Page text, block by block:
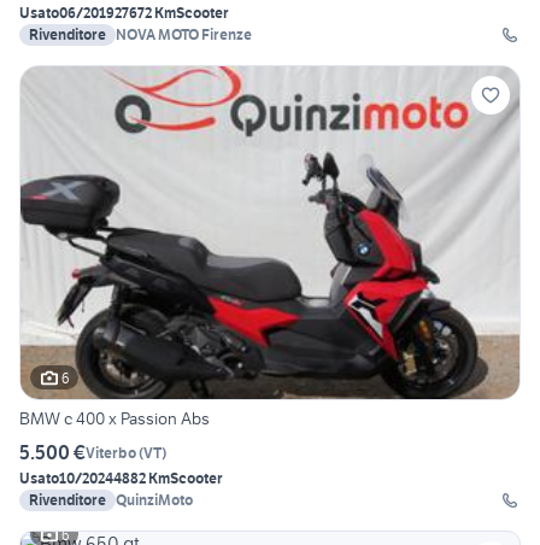
Usato06/201927672 KmScooter
Rivenditore NOVA MOTO Firenze
6
BMW c 400 x Passion Abs
5.500 €Viterbo(VT)
Usato10/20244882 KmScooter
Rivenditore QuinziMoto
6